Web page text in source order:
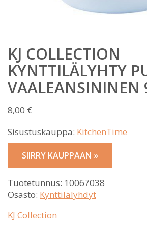
KJ COLLECTION
KYNTTILÄLYHTY
VAALEANSININEN
8,00 €
Sisustuskauppa: KitchenTime
SIIRRY KAUPPAAN »
Tuotetunnus: 10067038
Osasto: Kynttilälyhdyt
KJ Collection